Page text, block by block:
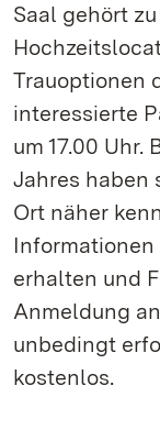
Saal gehört
Trauoptionen
interessierte
um 17.00
Jahres haben
Ort näher
Informationen
erhalten und
Anmeldung
unbedingt
kostenlos.